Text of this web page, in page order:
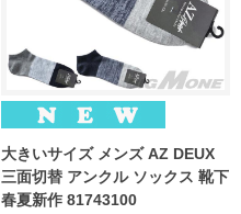
大きいサイズ メンズ AZ DEUX
三面切替 アンクル ソックス 靴下
春夏新作 81743100